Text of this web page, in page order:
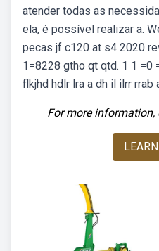
atender todas as
ela, é possível realizar a.
pecas jf c120 at s4 2020
1=8228 gtho qt qtd. 1 1 =0
flkjhd hdlr lra a dh il ilrr rrab
For more